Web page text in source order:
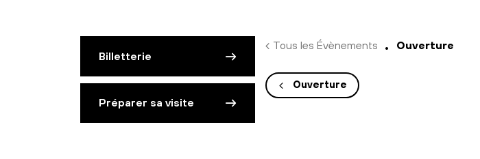
Billetterie
Préparer sa visite
Tous les Évènements Ouverture
Ouverture